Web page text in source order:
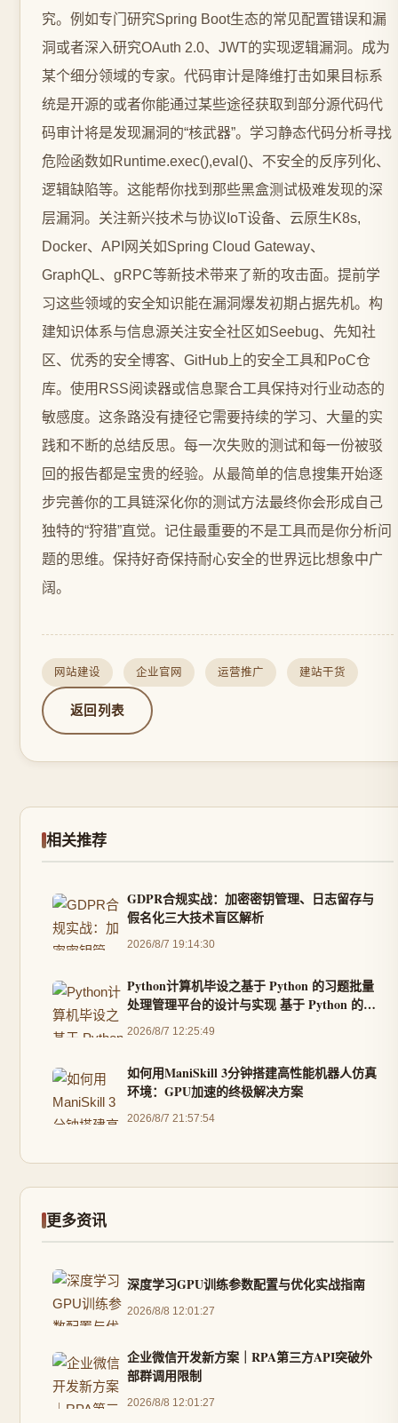
究。例如专门研究Spring Boot生态的常见配置错误和漏
洞或者深入研究OAuth 2.0、JWT的实现逻辑漏洞。成为
某个细分领域的专家。代码审计是降维打击如果目标系
统是开源的或者你能通过某些途径获取到部分源代码代
码审计将是发现漏洞的“核武器”。学习静态代码分析寻找
危险函数如Runtime.exec(),eval()、不安全的反序列化、
逻辑缺陷等。这能帮你找到那些黑盒测试极难发现的深
层漏洞。关注新兴技术与协议IoT设备、云原生K8s,
Docker、API网关如Spring Cloud Gateway、
GraphQL、gRPC等新技术带来了新的攻击面。提前学
习这些领域的安全知识能在漏洞爆发初期占据先机。构
建知识体系与信息源关注安全社区如Seebug、先知社
区、优秀的安全博客、GitHub上的安全工具和PoC仓
库。使用RSS阅读器或信息聚合工具保持对行业动态的
敏感度。这条路没有捷径它需要持续的学习、大量的实
践和不断的总结反思。每一次失败的测试和每一份被驳
回的报告都是宝贵的经验。从最简单的信息搜集开始逐
步完善你的工具链深化你的测试方法最终你会形成自己
独特的“狩猎”直觉。记住最重要的不是工具而是你分析问
题的思维。保持好奇保持耐心安全的世界远比想象中广
阔。
网站建设 企业官网 运营推广 建站干货
返回列表
相关推荐
GDPR合规实战：加密密钥管理、日志留存与
假名化三大技术盲区解析
2026/8/7 19:14:30
Python计算机毕设之基于 Python 的习题批量
处理管理平台的设计与实现 基于 Python 的校
园题库综合服务系统(完整前后端代码+说明文
2026/8/7 12:25:49
如何用ManiSkill 3分钟搭建高性能机器人仿真
环境：GPU加速的终极解决方案
2026/8/7 21:57:54
更多资讯
深度学习GPU训练参数配置与优化实战指南
2026/8/8 12:01:27
企业微信开发新方案｜RPA第三方API突破外
部群调用限制
2026/8/8 12:01:27